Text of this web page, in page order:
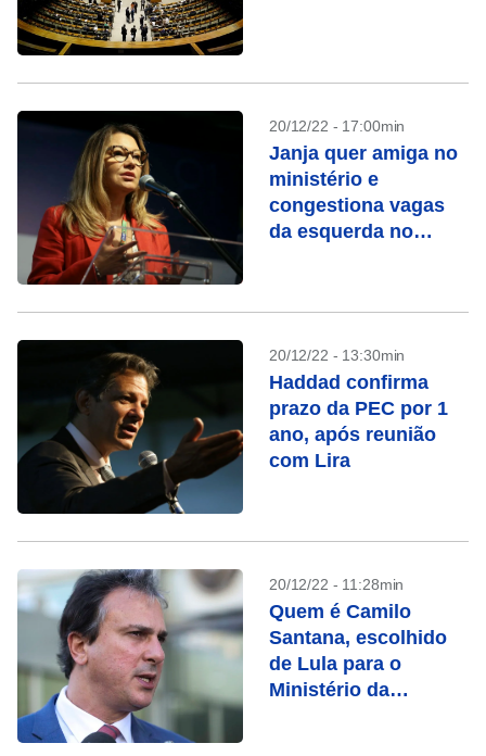
20/12/22 - 17:00min
Janja quer amiga no
ministério e
congestiona vagas
da esquerda no
20/12/22 - 13:30min
Haddad confirma
prazo da PEC por 1
ano, após reunião
com Lira
20/12/22 - 11:28min
Quem é Camilo
Santana, escolhido
de Lula para o
Ministério da